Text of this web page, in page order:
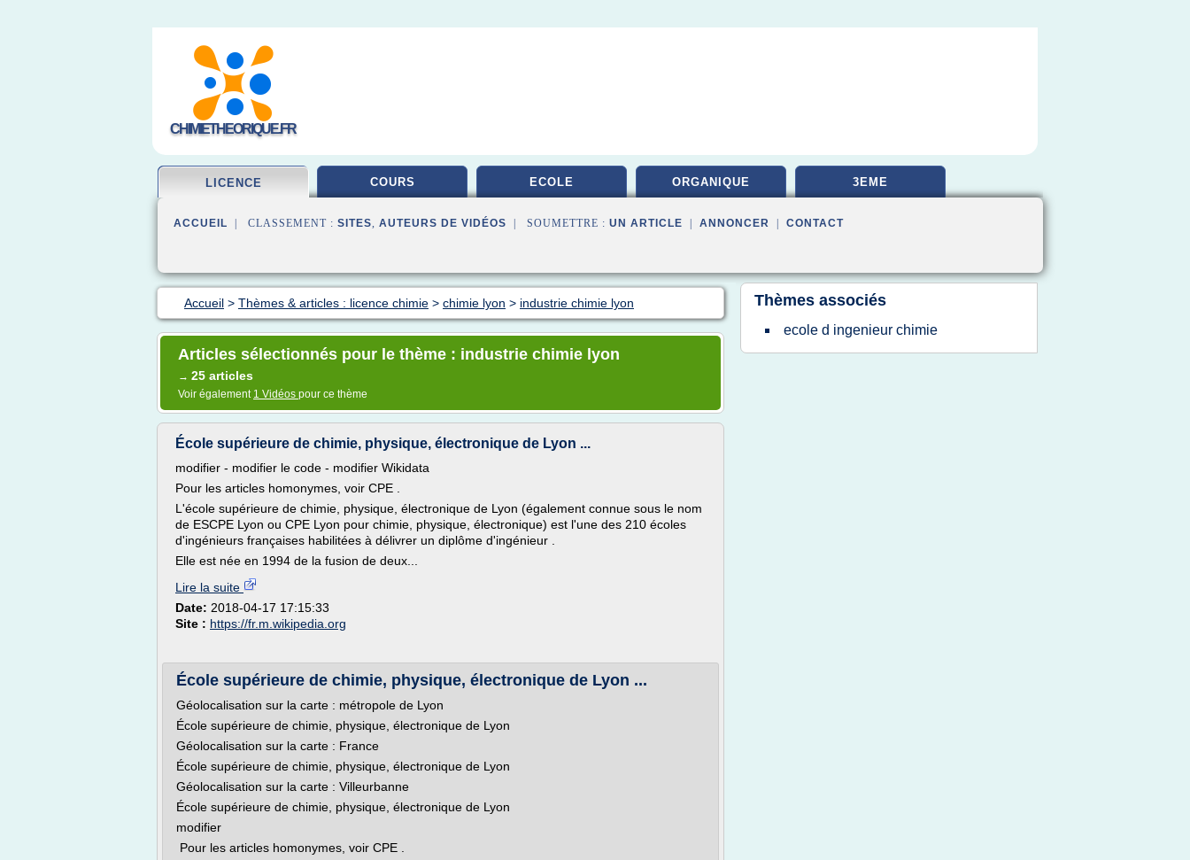
CHIMIETHEORIQUE.FR
LICENCE COURS ECOLE ORGANIQUE 3EME
ACCUEIL | CLASSEMENT : SITES, AUTEURS DE VIDÉOS | SOUMETTRE : UN ARTICLE ANNONCER CONTACT
Accueil > Thèmes & articles : licence chimie > chimie lyon > industrie chimie lyon
Articles sélectionnés pour le thème : industrie chimie lyon
→ 25 articles
Voir également 1 Vidéos pour ce thème
École supérieure de chimie, physique, électronique de Lyon ...
modifier - modifier le code - modifier Wikidata
Pour les articles homonymes, voir CPE .
L'école supérieure de chimie, physique, électronique de Lyon (également connue sous le nom
de ESCPE Lyon ou CPE Lyon pour chimie, physique, électronique) est l'une des 210 écoles
d'ingénieurs françaises habilitées à délivrer un diplôme d'ingénieur .
Elle est née en 1994 de la fusion de deux...
Lire la suite
Date: 2018-04-17 17:15:33
Site : https://fr.m.wikipedia.org
École supérieure de chimie, physique, électronique de Lyon ...
Géolocalisation sur la carte : métropole de Lyon
École supérieure de chimie, physique, électronique de Lyon
Géolocalisation sur la carte : France
École supérieure de chimie, physique, électronique de Lyon
Géolocalisation sur la carte : Villeurbanne
École supérieure de chimie, physique, électronique de Lyon
modifier
Pour les articles homonymes, voir CPE .
Thèmes associés
ecole d ingenieur chimie